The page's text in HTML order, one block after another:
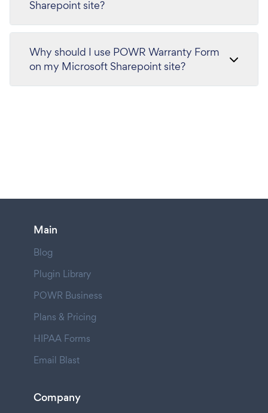
Sharepoint site?
Why should I use POWR Warranty Form
on my Microsoft Sharepoint site?
Main
Blog
Plugin Library
POWR Business
Plans & Pricing
HIPAA Forms
Email Blast
Company